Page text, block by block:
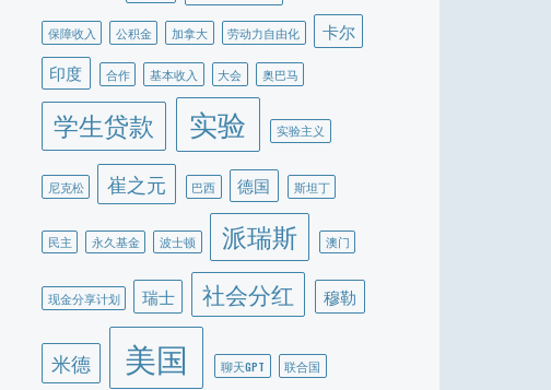
保障收入 公积金 加拿大 劳动力自由化
卡尔
印度
合作 基本收入 大会 奥巴马
学生贷款 实验 实验主义
尼克松 崔之元 巴西 德国 斯坦丁
民主 永久基金 波士顿 派瑞斯 澳门
现金分享计划 瑞士 社会分红 穆勒
米德 美国 聊天GPT 联合国